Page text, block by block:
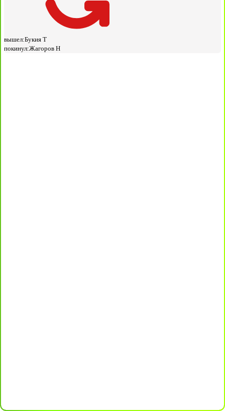
вышел:Букия Т
покинул:Жагоров Н